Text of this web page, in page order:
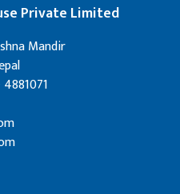
Private Limited
Mandir